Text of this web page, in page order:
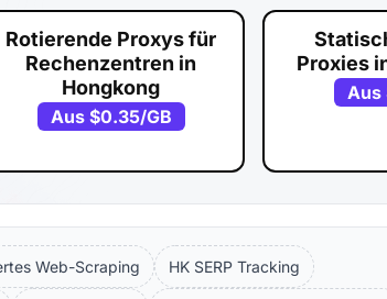
Rotierende Proxys für
Rechenzentren in
Hongkong
Aus $0.35/GB
Proxies
Aus
Web-Scraping HK SERP Tracking